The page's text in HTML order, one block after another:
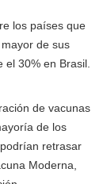
los países que
de sus
30% en Brasil.
de vacunas
de los
retrasar
Moderna,